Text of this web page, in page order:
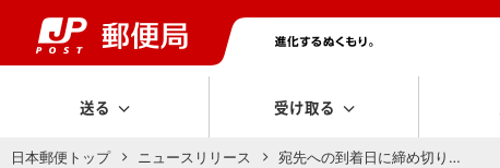
送る 受け取る
日本郵便トップ ニュースリリース 宛先への到着日に締め切り…